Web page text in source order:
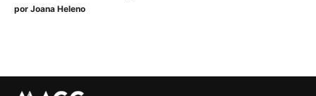
por Joana Heleno